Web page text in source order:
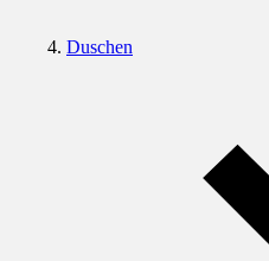
Duschen